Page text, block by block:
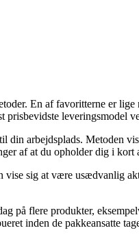
En af favoritterne er
prisbevidste leveringsmodel
din arbejdsplads.
af at du opholder dig i kort
sig at være usædvanlig
på flere produkter,
inden de pakkeansatte